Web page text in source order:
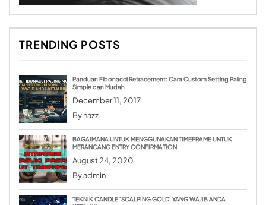
TRENDING POSTS
Panduan Fibonacci Retracement: Cara Custom Setting Paling
Simple dan Mudah
December 11, 2017
Bynazz
BAGAIMANA UNTUK MENGGUNAKAN TIMEFRAME UNTUK
MERANCANG ENTRY CONFIRMATION
August 24, 2020
Byadmin
TEKNIK CANDLE ‘SCALPING GOLD’ YANG WAJIB ANDA